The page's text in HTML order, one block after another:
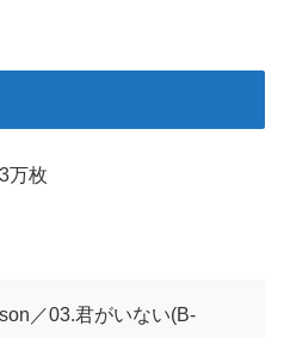
万枚
／03.君がいない(B-